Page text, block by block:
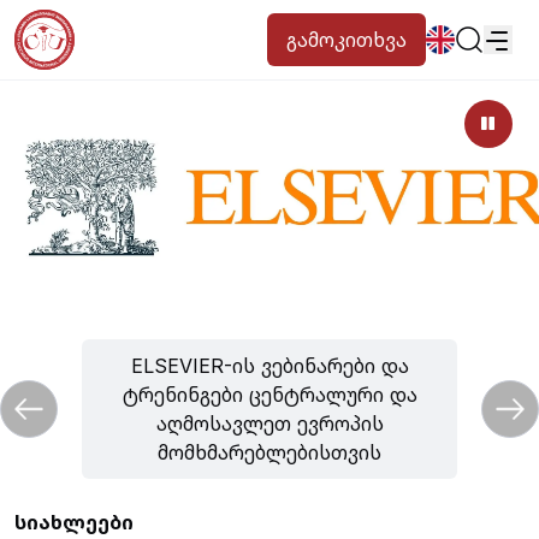
გამოკითხვა
პოპულარული:
ახალი სტუდენტური მოწვევა დირექტორიაᲙალენდარი
Ადამიანური რესურსებისწიგნის მაღაზიაგამოსაშვები
ELSEVIER-ის ვებინარები და
ტრენინგები ცენტრალური და
აღმოსავლეთ ევროპის
მომხმარებლებისთვის
სიახლეები